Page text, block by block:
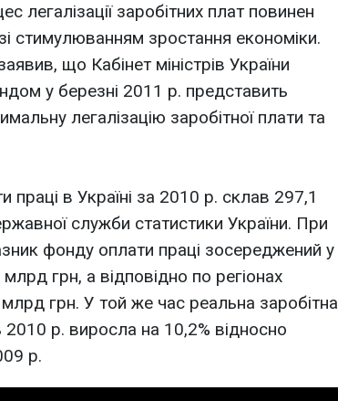
легалізації заробітних плат повинен
стимулюванням зростання економіки.
що Кабінет міністрів України
у березні 2011 р. представить
легалізацію заробітної плати та
в Україні за 2010 р. склав 297,1
служби статистики України. При
фонду оплати праці зосереджений у
​​грн, а відповідно по регіонах
грн. У той же час реальна заробітна
2010 р. виросла на 10,2% відносно
р.